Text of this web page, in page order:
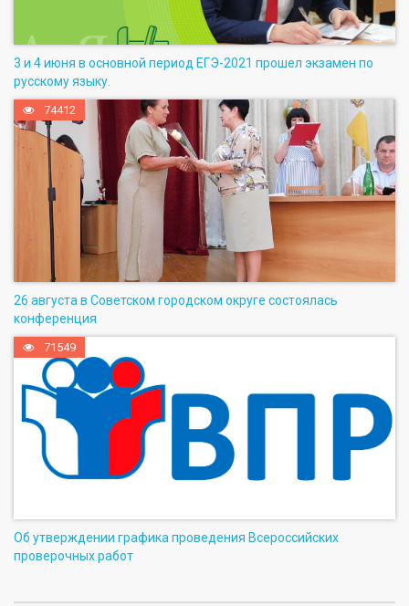
3 и 4 июня в основной период ЕГЭ-2021 прошел экзамен по
русскому языку.
74412
26 августа в Советском городском округе состоялась
конференция
71549
Об утверждении графика проведения Всероссийских
проверочных работ